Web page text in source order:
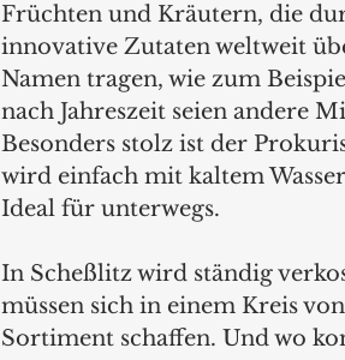
Früchten und Kräutern, die
innovative Zutaten weltweit
Namen tragen, wie zum
nach Jahreszeit seien andere
Besonders stolz ist der
wird einfach mit kaltem
Ideal für unterwegs.
In Scheßlitz wird ständig
müssen sich in einem Kreis
Sortiment schaffen. Und wo